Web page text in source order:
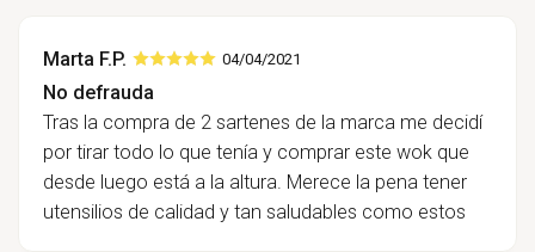
Marta F.P. 04/04/2021
No defrauda
Tras la compra de 2 sartenes de la marca me decidí
por tirar todo lo que tenía y comprar este wok que
desde luego está a la altura. Merece la pena tener
utensilios de calidad y tan saludables como estos